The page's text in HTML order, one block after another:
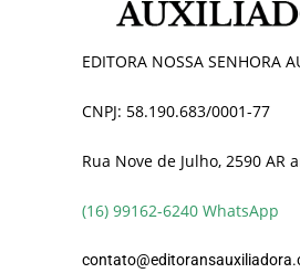
EDITORA NOSSA SENHORA
CNPJ: 58.190.683/0001-77
Rua Nove de Julho, 2590 AR
(16) 99162-6240 WhatsApp